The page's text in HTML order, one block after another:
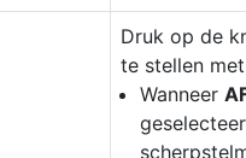
Druk op de
te stellen
Wanneer